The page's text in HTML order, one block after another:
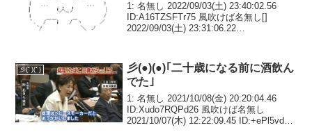
1: 名無し 2022/09/03(土) 23:40:02.56
ID:A16TZSFTr75 風吹けば名無し[]
2022/09/03(土) 23:31:06.22
彡(ﾟ)(ﾟ)
彡(●)(●)｢二十歳になる前に酒飲ん
でた｣
1: 名無し 2021/10/08(金) 20:20:04.46
ID:Xudo7RQPd26 風吹けば名無し
2021/10/07(木) 12:22:09.45 ID:+ePl5vdK0